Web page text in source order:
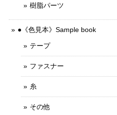
樹脂パーツ
●《色見本》Sample book
テープ
ファスナー
糸
その他